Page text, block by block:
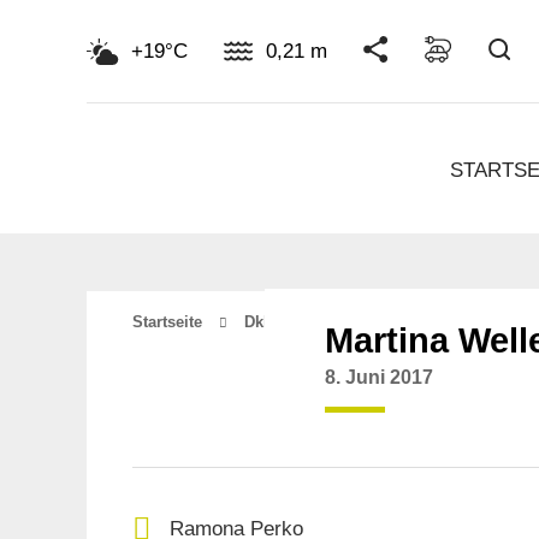
+19°C 0,21 m
Startseite Dkhy_contactsMartina
8. Juni 2017
Ramona Perko